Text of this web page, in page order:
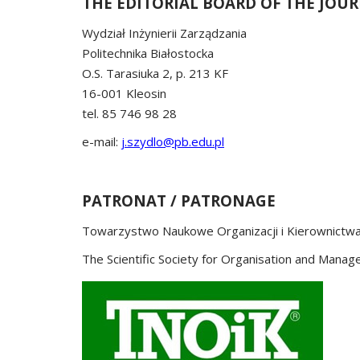
Wydział Inżynierii Zarządzania
Politechnika Białostocka
O.S. Tarasiuka 2, p. 213 KF
16-001 Kleosin
tel. 85 746 98 28
e-mail: j.szydlo@pb.edu.pl
PATRONAT / PATRONAGE
Towarzystwo Naukowe Organizacji i Kierownictwa
The Scientific Society for Organisation and